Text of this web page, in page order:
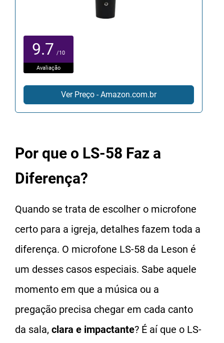
9.7 /10
Avaliação
Ver Preço - Amazon.com.br
Por que o LS-58 Faz a
Diferença?
Quando se trata de escolher o microfone
certo para a igreja, detalhes fazem toda a
diferença. O microfone LS-58 da Leson é
um desses casos especiais. Sabe aquele
momento em que a música ou a
pregação precisa chegar em cada canto
da sala, clara e impactante? É aí que o LS-